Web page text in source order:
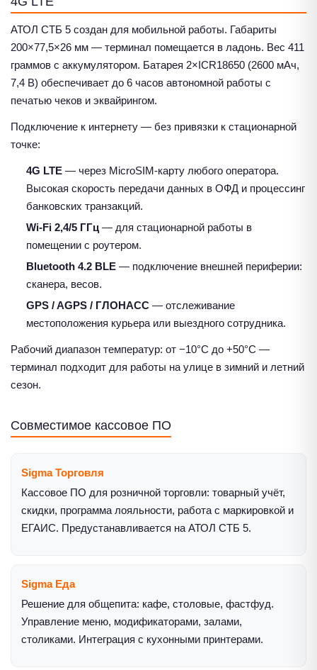
АТОЛ СТБ 5 создан для мобильной работы. Габариты
200×77,5×26 мм — терминал помещается в ладонь. Вес 411
граммов с аккумулятором. Батарея 2×ICR18650 (2600 мАч,
7,4 В) обеспечивает до 6 часов автономной работы с
печатью чеков и эквайрингом.
Подключение к интернету — без привязки к стационарной
точке:
4G LTE — через MicroSIM-карту любого оператора.
Высокая скорость передачи данных в ОФД и процессинг
банковских транзакций.
Wi-Fi 2,4/5 ГГц — для стационарной работы в
помещении с роутером.
Bluetooth 4.2 BLE — подключение внешней периферии:
сканера, весов.
GPS / AGPS / ГЛОНАСС — отслеживание
местоположения курьера или выездного сотрудника.
Рабочий диапазон температур: от −10°C до +50°C —
терминал подходит для работы на улице в зимний и летний
сезон.
Совместимое кассовое ПО
Sigma Торговля
Кассовое ПО для розничной торговли: товарный учёт,
скидки, программа лояльности, работа с маркировкой и
ЕГАИС. Предустанавливается на АТОЛ СТБ 5.
Sigma Еда
Решение для общепита: кафе, столовые, фастфуд.
Управление меню, модификаторами, залами,
столиками. Интеграция с кухонными принтерами.